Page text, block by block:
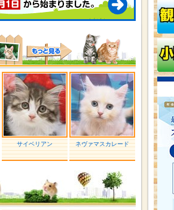
サイベリアン ネヴァマスカレード